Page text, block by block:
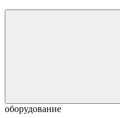
оборудование